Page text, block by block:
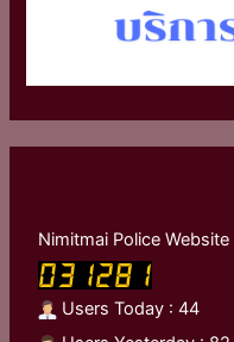
Nimitmai Police
Users Today : 44